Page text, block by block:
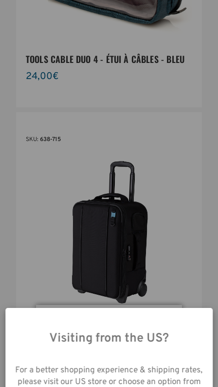
TOOLS CABLE DUO 4 - ÉTUI À CÂBLES - BLEU
24,00€
SKU: 638-715
Avant :440,00€
Plus de tailles disponibles
web, vous acceptez la
collecte de données
notreAvis de
Confidentialité.
Visiting from the US?
For a better shopping experience & shipping rates,
please visit our US store or choose an option from